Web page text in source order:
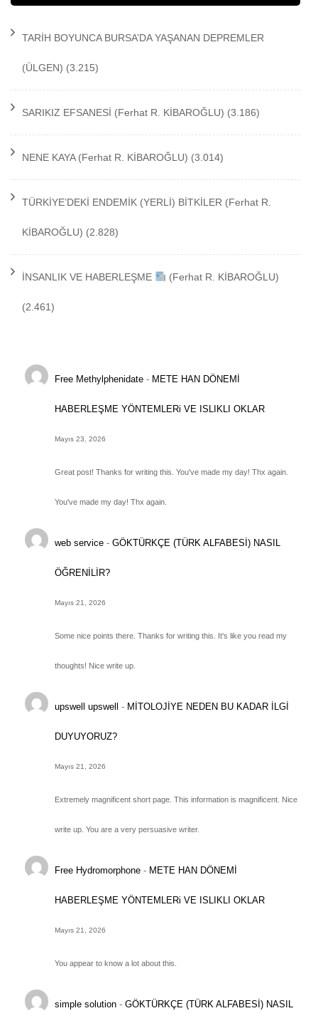
TARİH BOYUNCA BURSA’DA YAŞANAN DEPREMLER
(ÜLGEN) (3.215)
SARIKIZ EFSANESİ (Ferhat R. KİBAROĞLU) (3.186)
NENE KAYA (Ferhat R. KİBAROĞLU) (3.014)
TÜRKİYE’DEKİ ENDEMİK (YERLİ) BİTKİLER (Ferhat R.
KİBAROĞLU) (2.828)
İNSANLIK VE HABERLEŞME (Ferhat R. KİBAROĞLU)
(2.461)
Free Methylphenidate - METE HAN DÖNEMİ
HABERLEŞME YÖNTEMLERi VE ISLIKLI OKLAR
Mayıs 23, 2026
Great post! Thanks for writing this. You've made my day! Thx again.
You've made my day! Thx again.
web service -GÖKTÜRKÇE (TÜRK ALFABESİ) NASIL
ÖĞRENİLİR?
Mayıs 21, 2026
Some nice points there. Thanks for writing this. It's like you read my
thoughts! Nice write up.
upswell upswell - MİTOLOJİYE NEDEN BU KADAR İLGİ
DUYUYORUZ?
Mayıs 21, 2026
Extremely magnificent short page. This information is magnificent. Nice
write up. You are a very persuasive writer.
Free Hydromorphone - METE HAN DÖNEMİ
HABERLEŞME YÖNTEMLERi VE ISLIKLI OKLAR
Mayıs 21, 2026
You appear to know a lot about this.
simple solution -GÖKTÜRKÇE (TÜRK ALFABESİ) NASIL